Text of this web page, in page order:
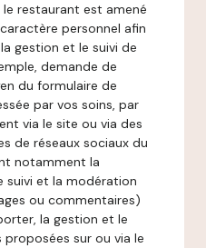
le restaurant est amené
personnel afin
gestion et le suivi de
demande de
du formulaire de
par vos soins, par
via le site ou via des
de réseaux sociaux du
notamment la
suivi et la modération
ou commentaires)
la gestion et le
sur ou via le